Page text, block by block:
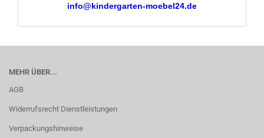
info@kindergarten-moebel24.de
MEHR ÜBER...
AGB
Widerrufsrecht Dienstleistungen
Verpackungshinweise